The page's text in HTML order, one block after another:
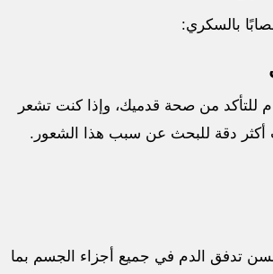
بالسكري:
من صحة قدميك، وإذا كنت تشعر
أكثر دقة للبحث عن سبب هذا الشعور.
تدفق الدم في جميع أجزاء الجسم بما